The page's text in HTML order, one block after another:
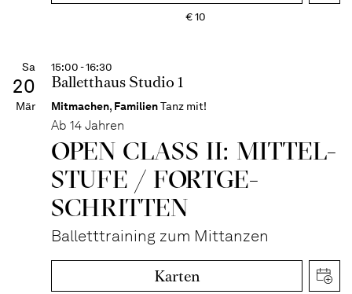
€10
Sa
20
Mär
15:00 - 16:30
Balletthaus Studio 1
Mitmachen, FamilienTanz mit!
Ab 14 Jahren
OPEN CLASS II: MITTEL­
STUFE / FORT­GE­
SCHRITTEN
Balletttraining zum Mittanzen
Karten